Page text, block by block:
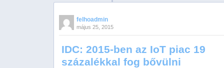
felhoadmin
május 25, 2015
IDC: 2015-ben az IoT piac 19
százalékkal fog bővülni